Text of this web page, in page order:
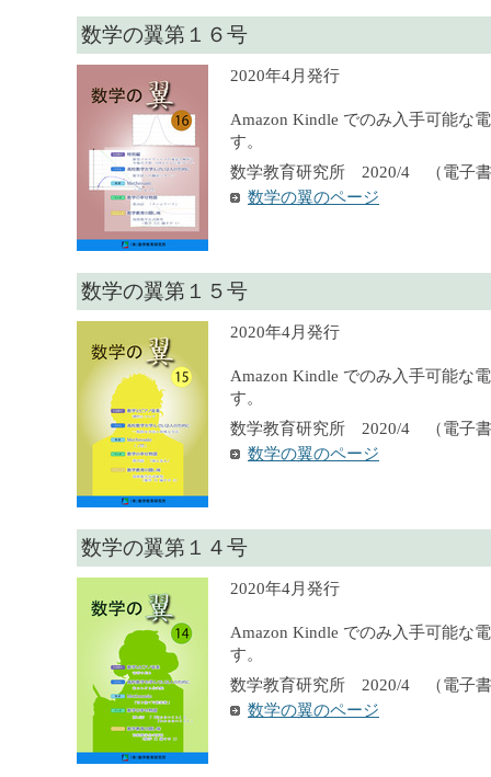
数学の翼第１６号
2020年4月発行
Amazon Kindle でのみ入手可能な
す。
数学教育研究所 2020/4 （電子
数学の翼のページ
数学の翼第１５号
2020年4月発行
Amazon Kindle でのみ入手可能な
す。
数学教育研究所 2020/4 （電子
数学の翼のページ
数学の翼第１４号
2020年4月発行
Amazon Kindle でのみ入手可能な
す。
数学教育研究所 2020/4 （電子
数学の翼のページ